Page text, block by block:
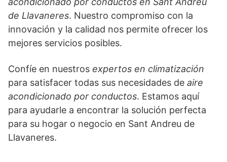
de Llavaneres. Nuestro compromiso con la
innovación y la calidad nos permite ofrecer los
mejores servicios posibles.
Confíe en nuestros expertos en climatización
para satisfacer todas sus necesidades de aire
acondicionado por conductos. Estamos aquí
para ayudarle a encontrar la solución perfecta
para su hogar o negocio en Sant Andreu de
Llavaneres.